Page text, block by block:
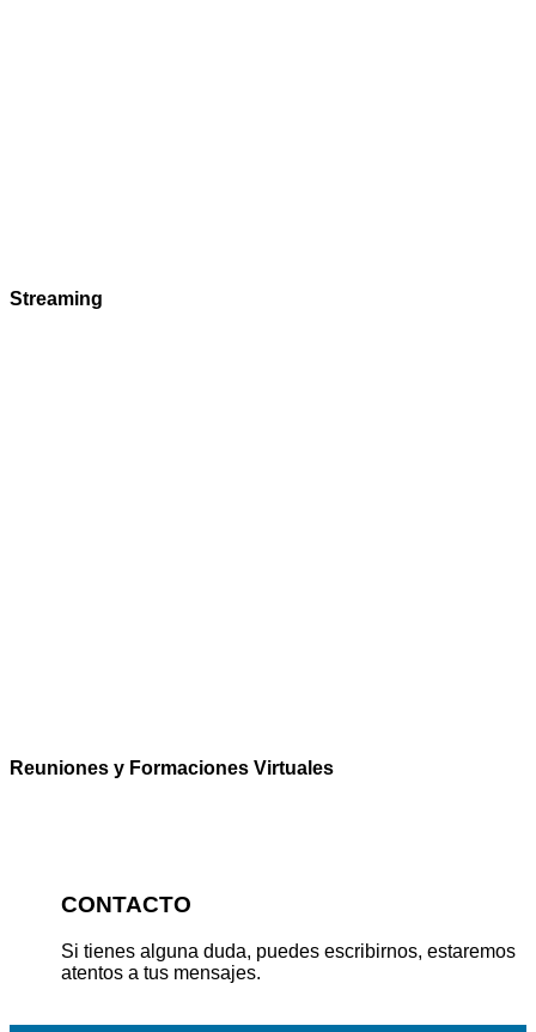
Streaming
Reuniones y Formaciones Virtuales
CONTACTO
Si tienes alguna duda, puedes escribirnos, estaremos
atentos a tus mensajes.